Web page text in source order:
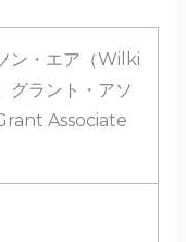
ン・エア（Wilki
グラント・アソ
Associate